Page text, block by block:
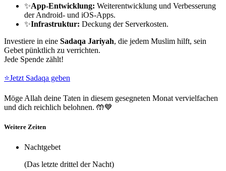
✨App-Entwicklung: Weiterentwicklung und Verbesserung
der Android- und iOS-Apps.
✨Infrastruktur: Deckung der Serverkosten.
Investiere in eine Sadaqa Jariyah, die jedem Muslim hilft, sein
Gebet pünktlich zu verrichten.
Jede Spende zählt!
⭐Jetzt Sadaqa geben
Möge Allah deine Taten in diesem gesegneten Monat vervielfachen
und dich reichlich belohnen. 🤲💙
Weitere Zeiten
Nachtgebet
(Das letzte drittel der Nacht)